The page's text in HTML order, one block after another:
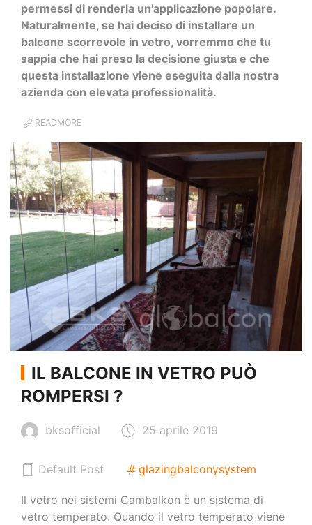
permessi di renderla un'applicazione popolare.
Naturalmente, se hai deciso di installare un
balcone scorrevole in vetro, vorremmo che tu
sappia che hai preso la decisione giusta e che
questa installazione viene eseguita dalla nostra
azienda con elevata professionalità.
READMORE
IL BALCONE IN VETRO PUÒ
ROMPERSI ?
bksofficial 25 aprile 2019
Default Post glazingbalconysystem
Il vetro nei sistemi Cambalkon è un sistema di
vetro temperato. Quando il vetro temperato viene